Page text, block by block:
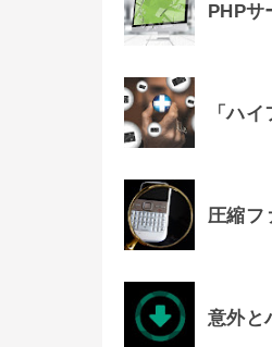
PHP
「ハ
圧縮フ
意外と